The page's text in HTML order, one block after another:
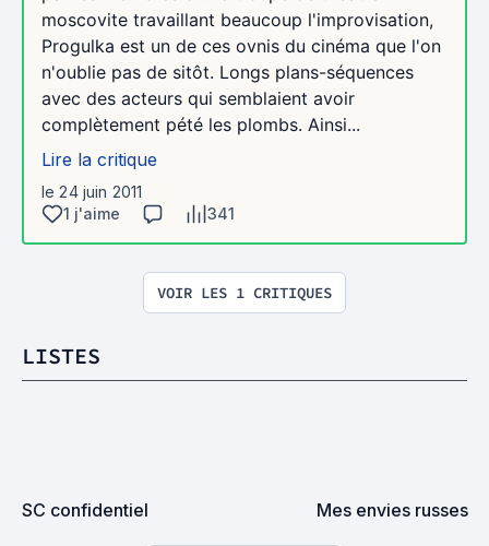
moscovite travaillant beaucoup l'improvisation,
Progulka est un de ces ovnis du cinéma que l'on
n'oublie pas de sitôt. Longs plans-séquences
avec des acteurs qui semblaient avoir
complètement pété les plombs. Ainsi...
Lire la critique
le 24 juin 2011
1 j'aime
341
VOIR LES 1 CRITIQUES
LISTES
SC confidentiel Mes envies russes